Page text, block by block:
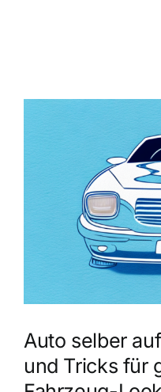
Auto selber
und Tricks für